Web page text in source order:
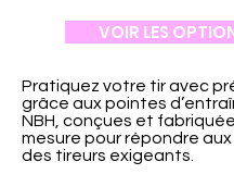
VOIR LES
Pratiquez votre tir avec
grâce aux pointes
NBH, conçues et
mesure pour répondre
des tireurs exigeants.